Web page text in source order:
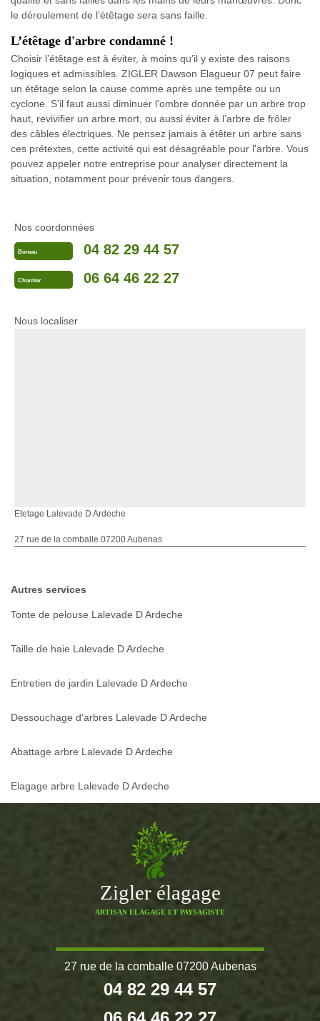
le déroulement de l’étêtage sera sans faille.
L’étêtage d'arbre condamné !
Choisir l’étêtage est à éviter, à moins qu’il y existe des raisons
logiques et admissibles. ZIGLER Dawson Elagueur 07 peut faire
un étêtage selon la cause comme après une tempête ou un
cyclone. S’il faut aussi diminuer l'ombre donnée par un arbre trop
haut, revivifier un arbre mort, ou aussi éviter à l’arbre de frôler
des câbles électriques. Ne pensez jamais à étêter un arbre sans
ces prétextes, cette activité qui est désagréable pour l'arbre. Vous
pouvez appeler notre entreprise pour analyser directement la
situation, notamment pour prévenir tous dangers.
Nos coordonnées
Bureau 04 82 29 44 57
Chantier 06 64 46 22 27
Nous localiser
Etetage Lalevade D Ardeche
27 rue de la comballe 07200 Aubenas
Autres services
Tonte de pelouse Lalevade D Ardeche
Taille de haie Lalevade D Ardeche
Entretien de jardin Lalevade D Ardeche
Dessouchage d'arbres Lalevade D Ardeche
Abattage arbre Lalevade D Ardeche
Elagage arbre Lalevade D Ardeche
Zigler élagage
ARTISAN ELAGAGE ET PAYSAGISTE
27 rue de la comballe 07200 Aubenas
04 82 29 44 57